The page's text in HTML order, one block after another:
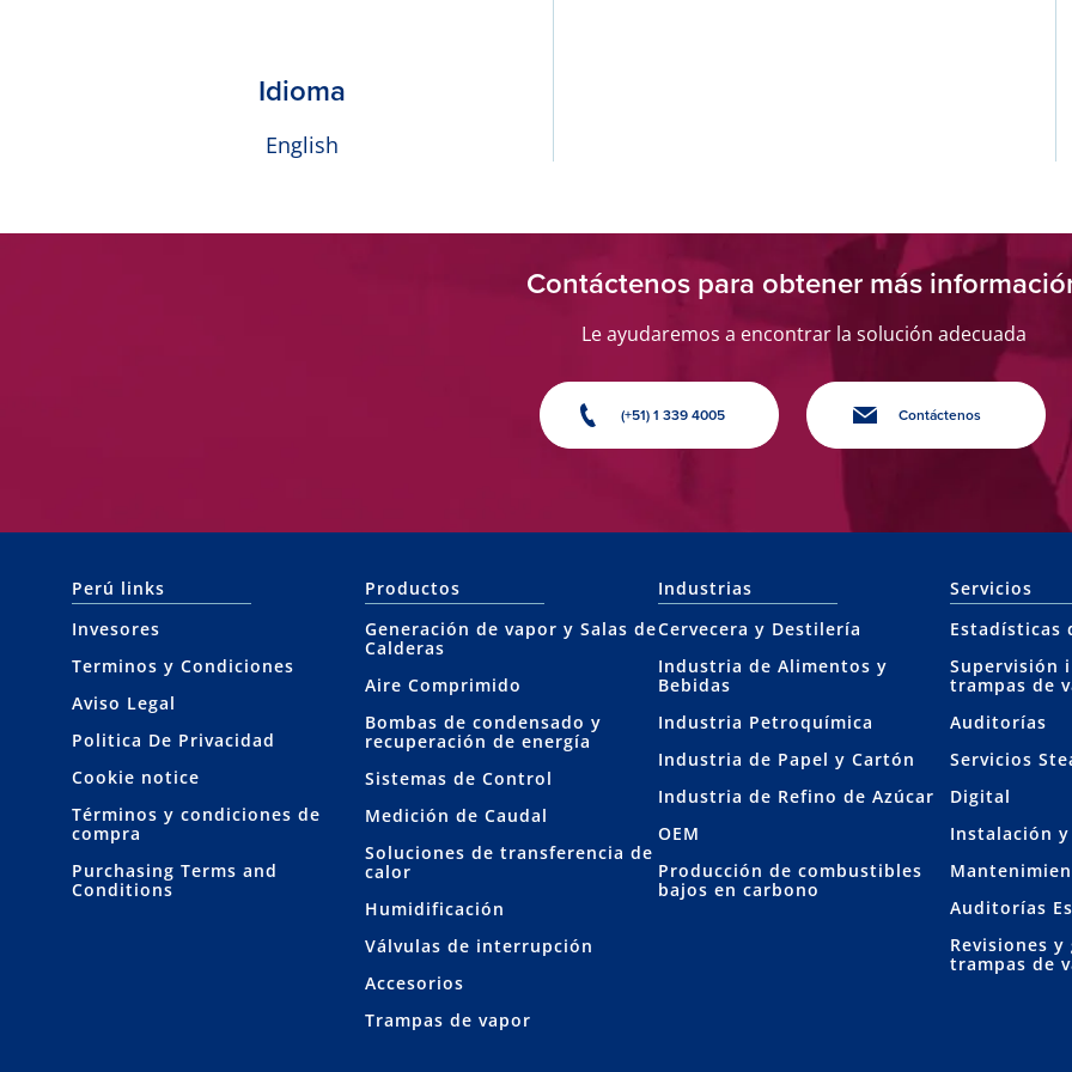
Idioma
English
Contáctenos para obtener más
Le ayudaremos a encontrar la solución adecuada
(+51) 1 339 4005 Contáctenos
Perú links
Invesores
Terminos y Condiciones
Aviso Legal
Politica De Privacidad
Cookie notice
Términos y condiciones de
compra
Purchasing Terms and
Conditions
Productos
Generación de vapor y Salas de
Calderas
Aire Comprimido
Bombas de condensado y
recuperación de energía
Sistemas de Control
Medición de Caudal
Soluciones de transferencia de
calor
Humidificación
Válvulas de interrupción
Accesorios
Trampas de vapor
Industrias
Cervecera y Destilería
Industria de Alimentos y
Bebidas
Industria Petroquímica
Industria de Papel y Cartón
Industria de Refino de Azúcar
OEM
Producción de combustibles
bajos en carbono
Servicios
Estadísticas
Supervisión
trampas de
Auditorías
Servicios
Digital
Instalación
Auditorías
Revisiones
trampas de